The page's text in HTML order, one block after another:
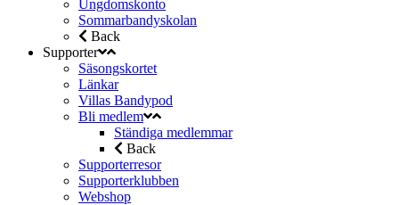
Ungdomskonto
Sommarbandyskolan
Back
Supporter
Säsongskortet
Länkar
Villas Bandypod
Bli medlem
Ständiga medlemmar
Back
Supporterresor
Supporterklubben
Webshop